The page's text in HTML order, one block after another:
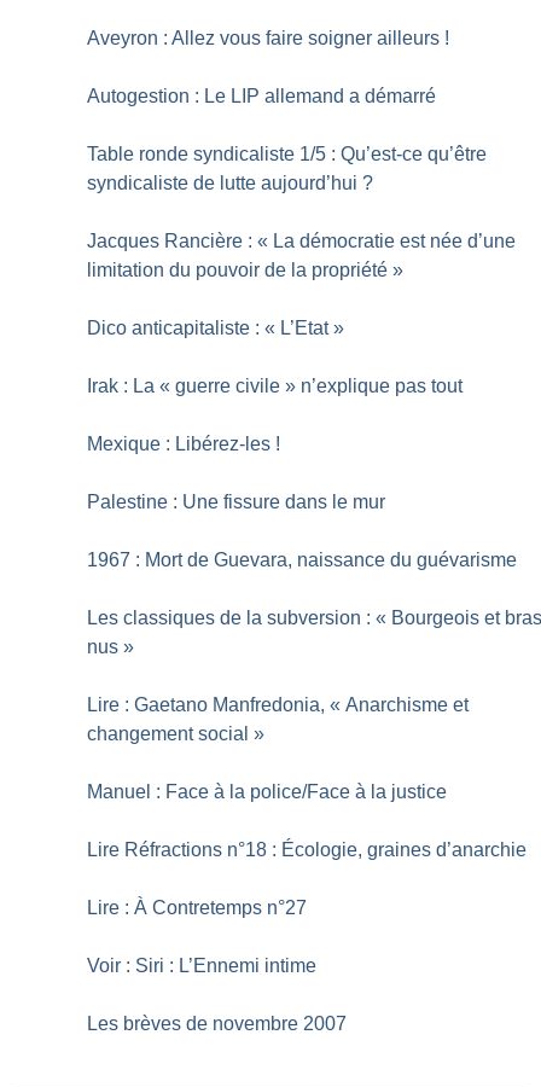
Aveyron : Allez vous faire soigner ailleurs !
Autogestion : Le LIP allemand a démarré
Table ronde syndicaliste 1/5 : Qu’est-ce qu’être
syndicaliste de lutte aujourd’hui ?
Jacques Rancière : « La démocratie est née d’une
limitation du pouvoir de la propriété »
Dico anticapitaliste : « L’Etat »
Irak : La « guerre civile » n’explique pas tout
Mexique : Libérez-les !
Palestine : Une fissure dans le mur
1967 : Mort de Guevara, naissance du guévarisme
Les classiques de la subversion : « Bourgeois et
nus »
Lire : Gaetano Manfredonia, « Anarchisme et
changement social »
Manuel : Face à la police/Face à la justice
Lire Réfractions n°18 : Écologie, graines d’anarchie
Lire : À Contretemps n°27
Voir : Siri : L’Ennemi intime
Les brèves de novembre 2007